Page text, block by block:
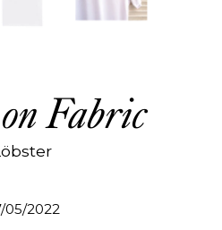
Fabric
05/2022